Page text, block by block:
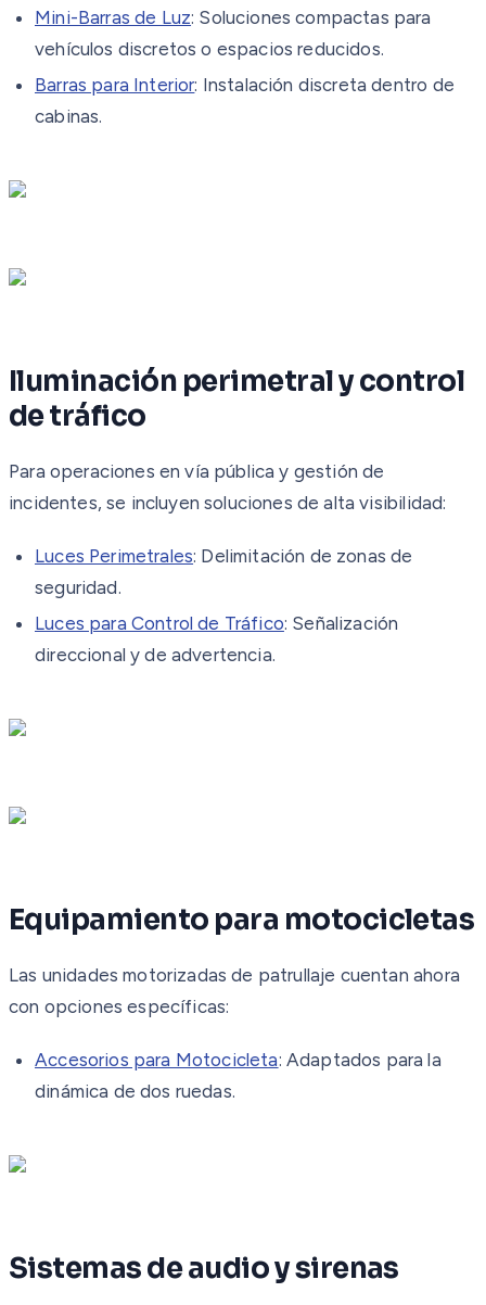
Mini-Barras de Luz: Soluciones compactas para
vehículos discretos o espacios reducidos.
Barras para Interior: Instalación discreta dentro de
cabinas.
Iluminación perimetral y control
de tráfico
Para operaciones en vía pública y gestión de
incidentes, se incluyen soluciones de alta visibilidad:
Luces Perimetrales: Delimitación de zonas de
seguridad.
Luces para Control de Tráfico: Señalización
direccional y de advertencia.
Equipamiento para motocicletas
Las unidades motorizadas de patrullaje cuentan ahora
con opciones específicas:
Accesorios para Motocicleta: Adaptados para la
dinámica de dos ruedas.
Sistemas de audio y sirenas